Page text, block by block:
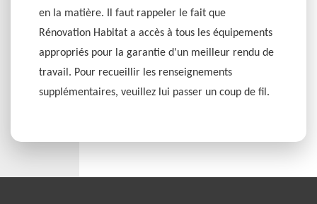
en la matière. Il faut rappeler le fait que
Rénovation Habitat a accès à tous les équipements
appropriés pour la garantie d'un meilleur rendu de
travail. Pour recueillir les renseignements
supplémentaires, veuillez lui passer un coup de fil.